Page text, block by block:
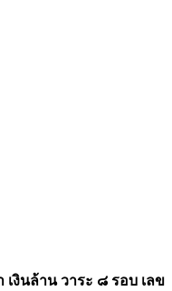
งินล้าน วาระ ๘ รอบ เลข